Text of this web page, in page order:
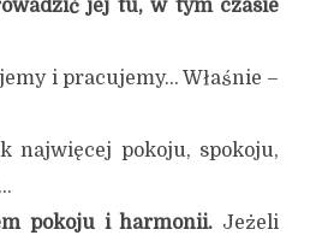
jej tu, w tym czasie
i pracujemy… Właśnie –
najwięcej pokoju, spokoju,
pokoju i harmonii. Jeżeli